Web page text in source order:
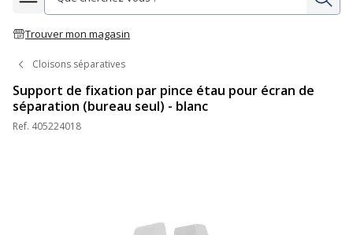
Afficher la navigation
Trouver mon magasin
Cloisons séparatives
Support de fixation par pince étau pour écran de
séparation (bureau seul) - blanc
Ref. 405224018